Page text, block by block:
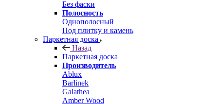
Без фаски
Полосность
Однополосный
Под плитку и камень
Паркетная доска
Назад
Паркетная доска
Производитель
Ablux
Barlinek
Galathea
Amber Wood